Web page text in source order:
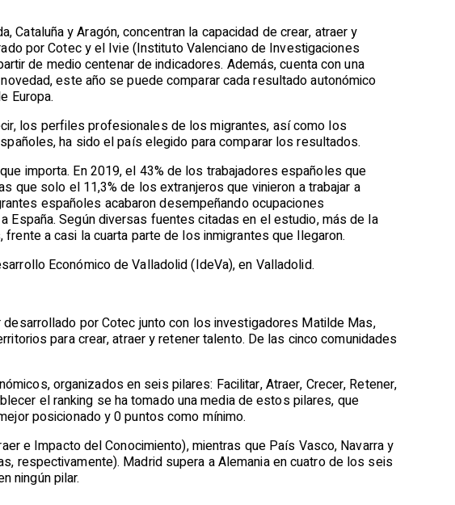
Cataluña y Aragón, concentran la capacidad de crear, atraer y
por Cotec y el Ivie (Instituto Valenciano de Investigaciones
de medio centenar de indicadores. Además, cuenta con una
este año se puede comparar cada resultado autonómico
Europa.
los perfiles profesionales de los migrantes, así como los
ha sido el país elegido para comparar los resultados.
importa. En 2019, el 43% de los trabajadores españoles que
que solo el 11,3% de los extranjeros que vinieron a trabajar a
españoles acabaron desempeñando ocupaciones
Según diversas fuentes citadas en el estudio, más de la
a casi la cuarta parte de los inmigrantes que llegaron.
Económico de Valladolid (IdeVa), en Valladolid.
por Cotec junto con los investigadores Matilde Mas,
para crear, atraer y retener talento. De las cinco comunidades
organizados en seis pilares: Facilitar, Atraer, Crecer, Retener,
el ranking se ha tomado una media de estos pilares, que
posicionado y 0 puntos como mínimo.
e Impacto del Conocimiento), mientras que País Vasco, Navarra y
respectivamente). Madrid supera a Alemania en cuatro de los seis
ningún pilar.